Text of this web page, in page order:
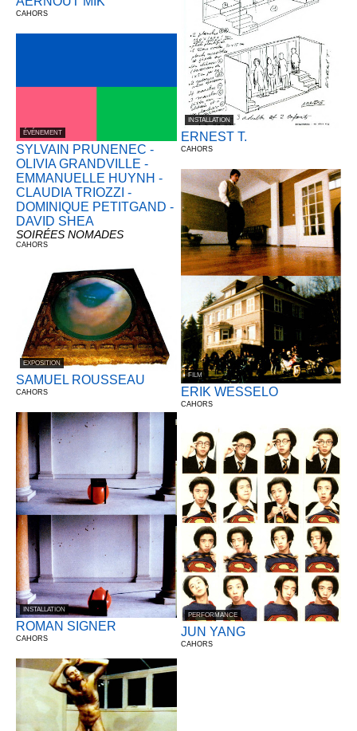
CAHORS
ÉVÉNEMENT
SYLVAIN PRUNENEC -
OLIVIA GRANDVILLE -
EMMANUELLE HUYNH -
CLAUDIA TRIOZZI -
DOMINIQUE PETITGAND -
DAVID SHEA
SOIRÉES NOMADES
CAHORS
EXPOSITION
SAMUEL ROUSSEAU
CAHORS
INSTALLATION
ROMAN SIGNER
CAHORS
INSTALLATION
ERNEST T.
CAHORS
FILM
ERIK WESSELO
CAHORS
PERFORMANCE
JUN YANG
CAHORS